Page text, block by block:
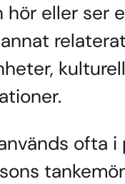
hör eller ser
ofta